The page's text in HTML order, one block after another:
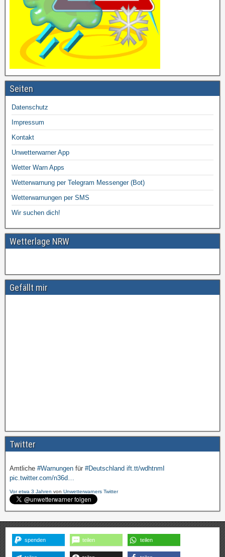
Seiten
Datenschutz
Impressum
Kontakt
Unwetterwarner App
Wetter Warn Apps
Wetterwarnung per Telegram Messenger (Bot)
Wetterwarnungen per SMS
Wir suchen dich!
Wetterlage NRW
Gefällt mir
Twitter
pic.twitter.com/cmFX…
Vor etwa 3 Jahren
pic.twitter.com/n36d…
spenden teilen teilen